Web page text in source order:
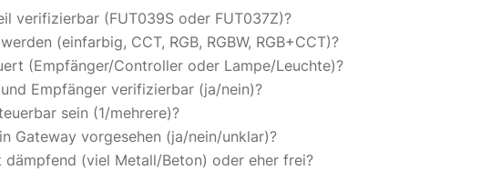
verifizierbar (FUT039S oder FUT037Z)?
(einfarbig, CCT, RGB, RGBW, RGB+CCT)?
(Empfänger/Controller oder Lampe/Leuchte)?
Empfänger verifizierbar (ja/nein)?
sein (1/mehrere)?
Gateway vorgesehen (ja/nein/unklar)?
dämpfend (viel Metall/Beton) oder eher frei?